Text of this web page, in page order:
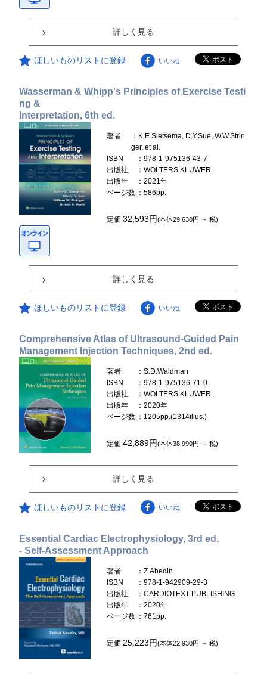
詳しく見る
ほしいものリストに登録 いいね
Wasserman & Whipp's Principles of Exercise Testi
ng &
Interpretation, 6th ed.
著者
：K.E.Sietsema, D.Y.Sue, W.W.Strin
ger, et al.
ISBN
：978-1-975136-43-7
出版社
：WOLTERS KLUWER
出版年
：2021年
ページ数 ：586pp.
定価32,593円(本体29,630円 ＋ 税)
詳しく見る
ほしいものリストに登録 いいね
Comprehensive Atlas of Ultrasound-Guided Pain
Management Injection Techniques, 2nd ed.
著者
：S.D.Waldman
ISBN
：978-1-975136-71-0
出版社
：WOLTERS KLUWER
出版年
：2020年
ページ数 ：1205pp.(1314illus.)
定価42,889円(本体38,990円 ＋ 税)
詳しく見る
ほしいものリストに登録 いいね
Essential Cardiac Electrophysiology, 3rd ed.
- Self-Assessment Approach
著者
：Z.Abedin
ISBN
：978-1-942909-29-3
出版社
：CARDIOTEXT PUBLISHING
出版年
：2020年
ページ数 ：761pp.
定価 25,223円(本体22,930円 ＋ 税)